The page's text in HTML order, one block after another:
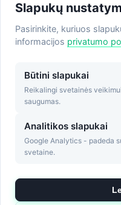
patarimai iš praktikos,
Slapukų
Pasirinkite, kuriuos
informacijos privatumo
Būtini slapukai
Reikalingi svetainės
saugumas.
Analitikos slapukai
Google Analytics - padeda
svetaine.